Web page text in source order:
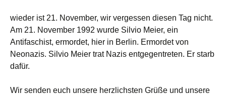
wieder ist 21. November, wir vergessen diesen Tag nicht.
Am 21. November 1992 wurde Silvio Meier, ein
Antifaschist, ermordet, hier in Berlin. Ermordet von
Neonazis. Silvio Meier trat Nazis entgegentreten. Er starb
dafür.
Wir senden euch unsere herzlichsten Grüße und unsere